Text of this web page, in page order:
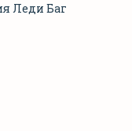
Леди Баг